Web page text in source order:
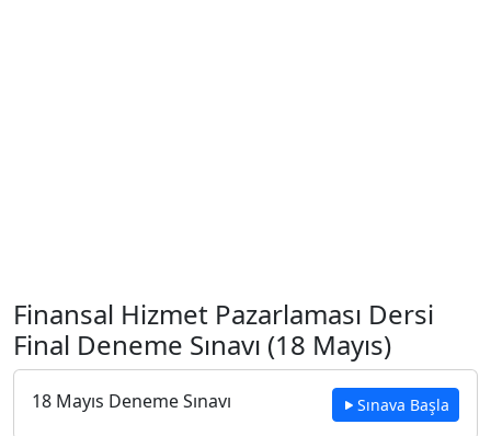
Finansal Hizmet Pazarlaması Dersi
Final Deneme Sınavı (18 Mayıs)
18 Mayıs Deneme Sınavı Sınava Başla